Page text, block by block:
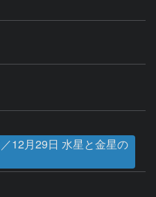
12月29日 水星と金星の